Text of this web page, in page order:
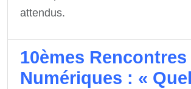
attendus.
10èmes Rencontres
Numériques : « Quel